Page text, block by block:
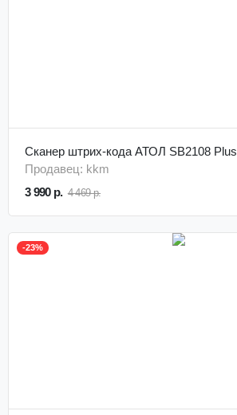
Сканер штрих-кода АТОЛ SB2108 Plus
Продавец: kkm
3 990 р. 4 469 р.
-23%